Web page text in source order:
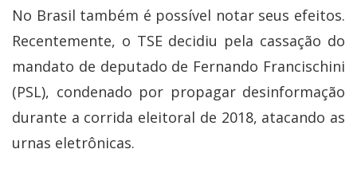
No Brasil também é possível notar seus efeitos.
Recentemente, o TSE decidiu pela cassação do
mandato de deputado de Fernando Francischini
(PSL), condenado por propagar desinformação
durante a corrida eleitoral de 2018, atacando as
urnas eletrônicas.